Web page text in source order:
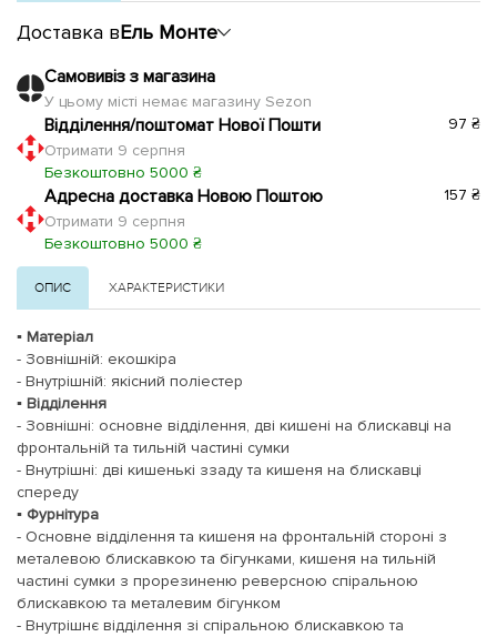
Доставка вЕль Монте
Самовивіз з магазина
У цьому місті немає магазину Sezon
Відділення/поштомат Нової Пошти
Отримати 9 серпня
Безкоштовно 5000 ₴
97 ₴
Адресна доставка Новою Поштою
Отримати 9 серпня
Безкоштовно 5000 ₴
157 ₴
ОПИС ХАРАКТЕРИСТИКИ
▪️ Матеріал
- Зовнішній: екошкіра
- Внутрішній: якісний поліестер
▪️ Відділення
- Зовнішні: основне відділення, дві кишені на блискавці на
фронтальній та тильній частині сумки
- Внутрішні: дві кишенькі ззаду та кишеня на блискавці
спереду
▪️ Фурнітура
- Основне відділення та кишеня на фронтальній стороні з
металевою блискавкою та бігунками, кишеня на тильній
частині сумки з прорезиненю реверсною спіральною
блискавкою та металевим бігунком
- Внутрішнє відділення зі спіральною блискавкою та